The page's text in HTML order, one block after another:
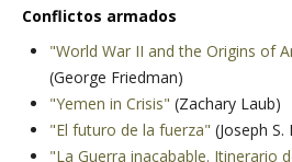
Conflictos armados
"World War II and the Origins of
(George Friedman)
"Yemen in Crisis" (Zachary Laub)
"El futuro de la fuerza" (Joseph S.
"La Guerra inacabable. Itinerario